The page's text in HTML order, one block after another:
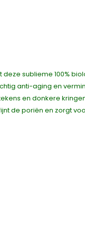
sublieme 100%
anti-aging en
en donkere
de poriën en zorgt